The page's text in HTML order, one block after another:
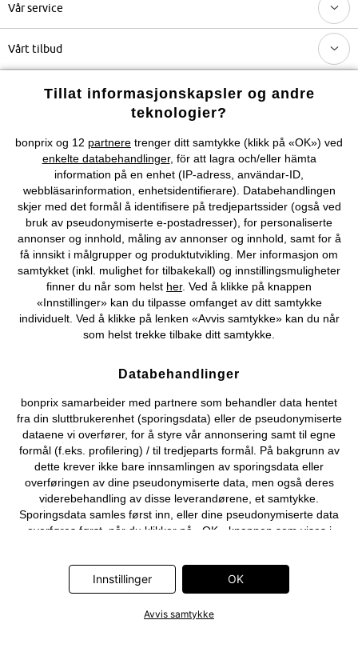
Vår service
Vårt tilbud
Selskapet
Du kan også finne oss på
Kjøpsvilkår Personopplysninger Cookie-innstillinger
Om Oss Angre kjøp
©2026 bonprix.
Tillat informasjonskapsler og andre
teknologier?
bonprix og 12 partnere trenger ditt samtykke (klikk på «OK») ved
enkelte databehandlinger, för att lagra och/eller hämta
information på en enhet (IP-adress, användar-ID,
webbläsarinformation, enhetsidentifierare). Databehandlingen
skjer med det formål å identifisere på tredjepartssider (også ved
bruk av pseudonymiserte e-postadresser), for personaliserte
annonser og innhold, måling av annonser og innhold, samt for å
få innsikt i målgrupper og produktutvikling. Mer informasjon om
samtykket (inkl. mulighet for tilbakekall) og innstillingsmuligheter
finner du når som helst her. Ved å klikke på knappen
«Innstillinger» kan du tilpasse omfanget av ditt samtykke
individuelt. Ved å klikke på lenken «Avvis samtykke» kan du når
som helst trekke tilbake ditt samtykke.
Databehandlinger
bonprix samarbeider med partnere som behandler data hentet
fra din sluttbrukerenhet (sporingsdata) eller de pseudonymiserte
dataene vi overfører, for å styre vår annonsering samt til egne
formål (f.eks. profilering) / til tredjeparts formål. På bakgrunn av
dette krever ikke bare innsamlingen av sporingsdata eller
overføringen av dine pseudonymiserte data, men også deres
viderebehandling av disse leverandørene, et samtykke.
Sporingsdata samles først inn, eller dine pseudonymiserte data
overføres først, når du klikker på «OK»-knappen som vises i
Adjust GmbH, Criteo SA, Flowbox AB, Google Ireland Ltd, Hurra
Communications GmbH, ID5 Technology Ltd, Meta Platforms
Ireland Ltd, Microsoft Ireland Operations Ltd, Pinterest Europe
Ltd, RTB-House GmbH, Snap Group Ltd, TikTok Information
Innstillinger OK
Avvis samtykke